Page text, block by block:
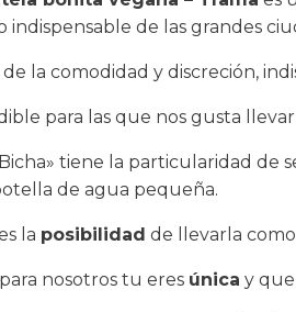
de las grandes
de la comodidad y discreción,
para las que nos gusta
tiene la particularidad de
de agua pequeña.
la posibilidad de llevarla
nosotros tu eres única y